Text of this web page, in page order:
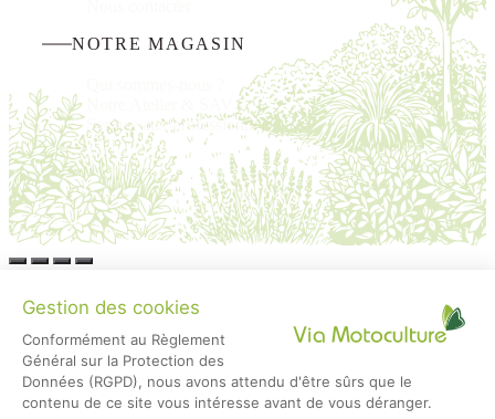
NOTRE MAGASIN
Service aux professionnels
Copyright ©2020-2026 Via Motoculture |Mentions
légales|Politique de confidentialité| Conception :Agence
Teaser
Votre panier(articles : 0)
Produit Détails Total
Gestion des cookies
Conformément au Règlement
Général sur la Protection des
Données (RGPD), nous avons attendu d'être sûrs que le
contenu de ce site vous intéresse avant de vous déranger.